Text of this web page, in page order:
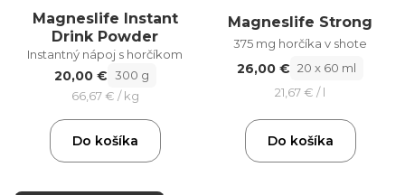
Magneslife Instant
Drink Powder
Instantný nápoj s horčíkom
20,00 € 300 g
66,67 € / kg
Do košíka
Magneslife Strong
375 mg horčíka v shote
26,00 € 20 x 60 ml
21,67 € / l
Do košíka